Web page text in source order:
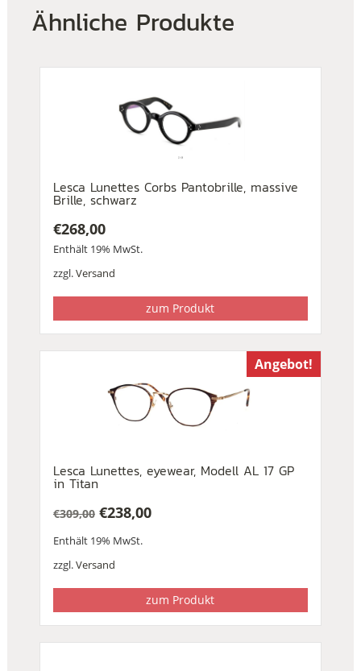
Ähnliche Produkte
Lesca Lunettes Corbs Pantobrille, massive
Brille, schwarz
€268,00
Enthält 19% MwSt.
zzgl.Versand
zum Produkt
Angebot!
Lesca Lunettes, eyewear, Modell AL 17 GP
in Titan
€309,00
Preis
war:
€238,00
Preis
ist:
Enthält 19% MwSt.
zzgl.Versand
zum Produkt